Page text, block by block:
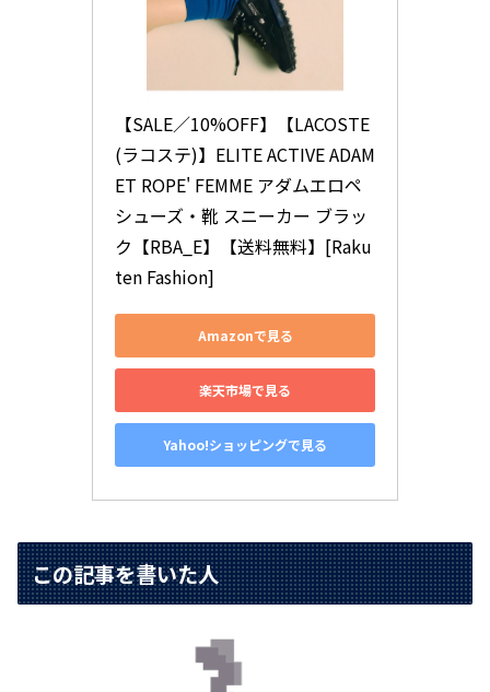
【SALE／10%OFF】【LACOSTE
(ラコステ)】ELITE ACTIVE ADAM
ET ROPE' FEMME アダムエロペ
シューズ・靴 スニーカー ブラッ
ク【RBA_E】【送料無料】[Raku
ten Fashion]
Amazonで見る
楽天市場で見る
Yahoo!ショッピングで見る
この記事を書いた人